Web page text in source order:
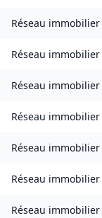
Réseau immobilier
Réseau immobilier
Réseau immobilier
Réseau immobilier
Réseau immobilier
Réseau immobilier
Réseau immobilier